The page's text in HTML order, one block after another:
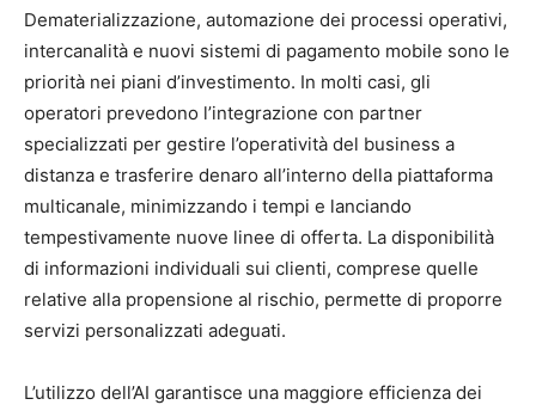
Dematerializzazione, automazione dei processi operativi,
intercanalità e nuovi sistemi di pagamento mobile sono le
priorità nei piani d’investimento. In molti casi, gli
operatori prevedono l’integrazione con partner
specializzati per gestire l’operatività del business a
distanza e trasferire denaro all’interno della piattaforma
multicanale, minimizzando i tempi e lanciando
tempestivamente nuove linee di offerta. La disponibilità
di informazioni individuali sui clienti, comprese quelle
relative alla propensione al rischio, permette di proporre
servizi personalizzati adeguati.
L’utilizzo dell’AI garantisce una maggiore efficienza dei